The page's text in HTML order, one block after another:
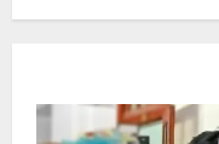
Newsbeat ಜಿಲ್ಲೆ ರಾಜಕೀಯ